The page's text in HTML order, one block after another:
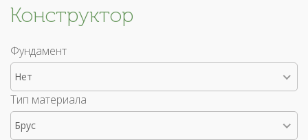
Конструктор
Фундамент
Нет
Тип материала
Брус